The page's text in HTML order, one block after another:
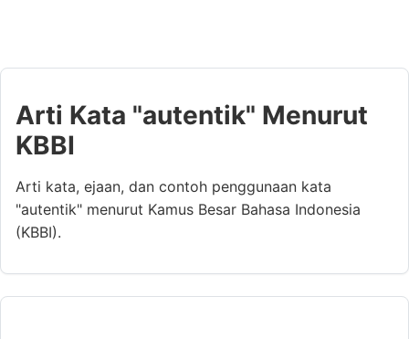
Arti Kata "autentik" Menurut
KBBI
Arti kata, ejaan, dan contoh penggunaan kata
"autentik" menurut Kamus Besar Bahasa Indonesia
(KBBI).